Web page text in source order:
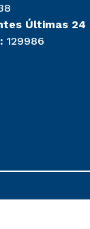
Últimas 24
129986